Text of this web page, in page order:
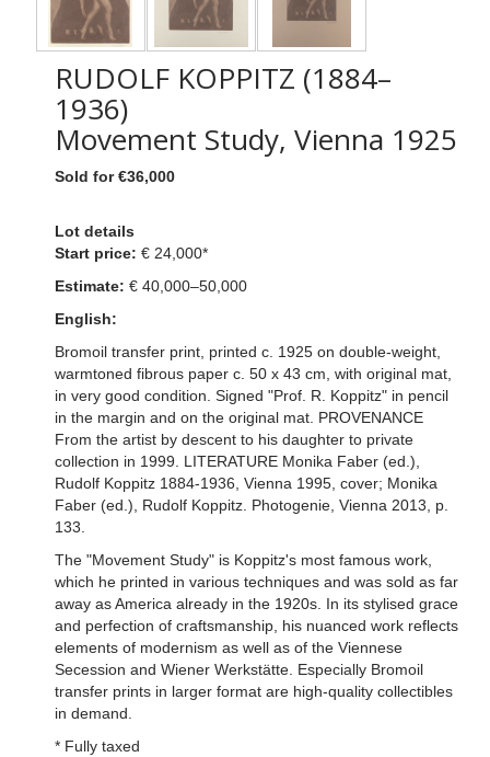
RUDOLF KOPPITZ (1884–
1936)
Movement Study, Vienna 1925
Sold for €36,000
Lot details
Start price: € 24,000*
Estimate: € 40,000–50,000
English:
Bromoil transfer print, printed c. 1925 on double-weight,
warmtoned fibrous paper c. 50 x 43 cm, with original mat,
in very good condition. Signed "Prof. R. Koppitz" in pencil
in the margin and on the original mat. PROVENANCE
From the artist by descent to his daughter to private
collection in 1999. LITERATURE Monika Faber (ed.),
Rudolf Koppitz 1884-1936, Vienna 1995, cover; Monika
Faber (ed.), Rudolf Koppitz. Photogenie, Vienna 2013, p.
133.
The "Movement Study" is Koppitz's most famous work,
which he printed in various techniques and was sold as far
away as America already in the 1920s. In its stylised grace
and perfection of craftsmanship, his nuanced work reflects
elements of modernism as well as of the Viennese
Secession and Wiener Werkstätte. Especially Bromoil
transfer prints in larger format are high-quality collectibles
in demand.
* Fully taxed